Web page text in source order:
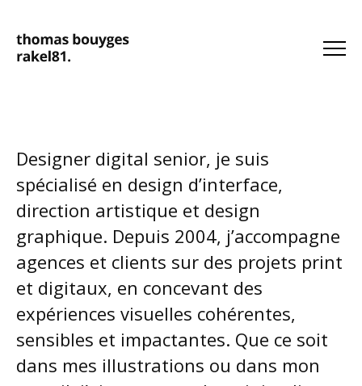
Designer digital senior, je suis
spécialisé en design d’interface,
direction artistique et design
graphique. Depuis 2004, j’accompagne
agences et clients sur des projets print
et digitaux, en concevant des
expériences visuelles cohérentes,
sensibles et impactantes. Que ce soit
dans mes illustrations ou dans mon